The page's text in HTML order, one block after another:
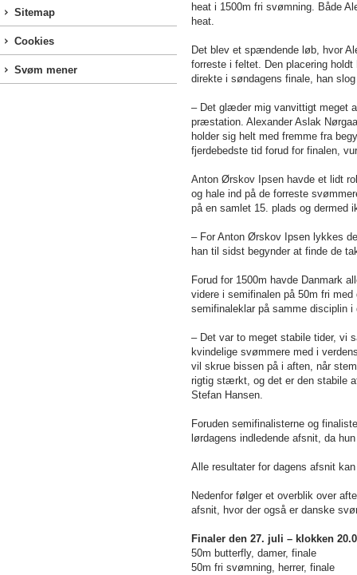
Sitemap
Cookies
Svøm mener
heat i 1500m fri svømning. Både
heat.
Det blev et spændende løb, hvor
forreste i feltet. Den placering
direkte i søndagens finale, han
– Det glæder mig vanvittigt meget
præstation. Alexander Aslak
holder sig helt med fremme fra
fjerdebedste tid forud for finalen,
Anton Ørskov Ipsen havde et lidt
og hale ind på de forreste
på en samlet 15. plads og dermed
– For Anton Ørskov Ipsen lykkes
han til sidst begynder at finde de
Forud for 1500m havde Danmark
videre i semifinalen på 50m fri
semifinaleklar på samme disciplin
– Det var to meget stabile tider, vi
kvindelige svømmere med i
vil skrue bissen på i aften, når
rigtig stærkt, og det er den stabile
Stefan Hansen.
Foruden semifinalisterne og
lørdagens indledende afsnit, da
Alle resultater for dagens afsnit
Nedenfor følger et overblik over
afsnit, hvor der også er danske
Finaler den 27. juli – klokken
50m butterfly, damer, finale
50m fri svømning, herrer, finale